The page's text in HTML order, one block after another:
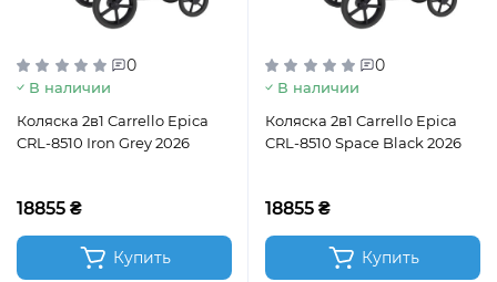
0
В наличии
Коляска 2в1 Carrello Epica
CRL-8510 Iron Grey 2026
18855 ₴
Купить
0
В наличии
Коляска 2в1 Carrello Epica
CRL-8510 Space Black 2026
18855 ₴
Купить